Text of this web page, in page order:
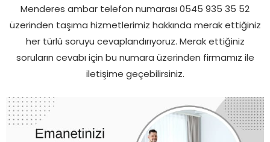
Menderes ambar telefon numarası 0545 935 35 52
üzerinden taşıma hizmetlerimiz hakkında merak ettiğiniz
her türlü soruyu cevaplandırıyoruz. Merak ettiğiniz
soruların cevabı için bu numara üzerinden firmamız ile
iletişime geçebilirsiniz.